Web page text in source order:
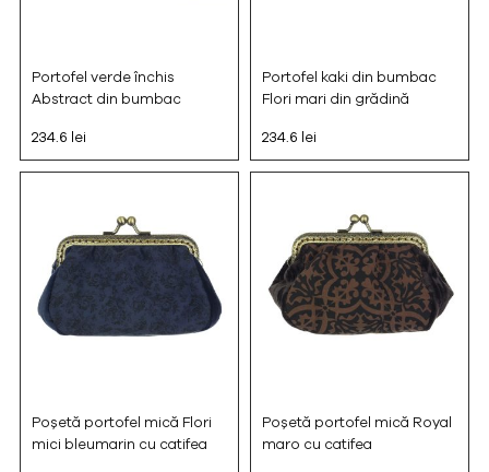
Portofel verde închis
Abstract din bumbac
234.6 lei
Portofel kaki din bumbac
Flori mari din grădină
234.6 lei
Poșetă portofel mică Flori
mici bleumarin cu catifea
Poșetă portofel mică Royal
maro cu catifea